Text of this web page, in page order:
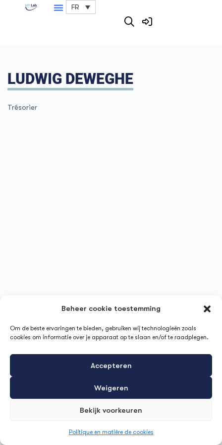
Beheer cookie toestemming
Om de beste ervaringen te bieden, gebruiken wij technologieën zoals
cookies om informatie over je apparaat op te slaan en/of te raadplegen.
Accepteren
Weigeren
Bekijk voorkeuren
Politique en matière de cookies
FR
LUDWIG DEWEGHE
Trésorier